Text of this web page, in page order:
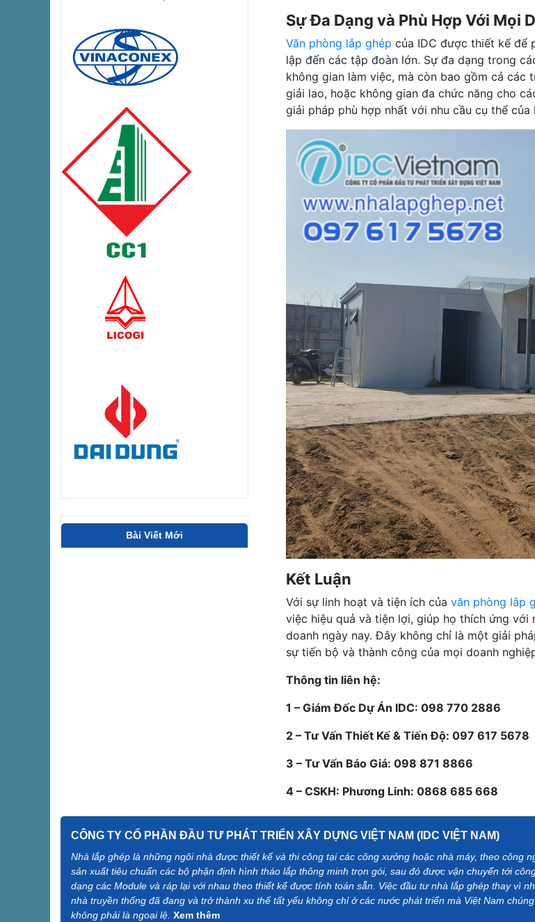
Bài Viết Mới
Sự Đa Dạng và Phù Hợp Với Mọi
Văn phòng lắp ghép của IDC được thiết kế để
lập đến các tập đoàn lớn. Sự đa dạng trong
không gian làm việc, mà còn bao gồm cả các
giải lao, hoặc không gian đa chức năng cho
giải pháp phù hợp nhất với nhu cầu cụ thể
Kết Luận
Với sự linh hoạt và tiện ích của văn phòng lắp
việc hiệu quả và tiện lợi, giúp họ thích ứng
doanh ngày nay. Đây không chỉ là một giải
sự tiến bộ và thành công của mọi doanh
Thông tin liên hệ:
1 – Giám Đốc Dự Án IDC: 098 770 2886
2 – Tư Vấn Thiết Kế & Tiến Độ: 097 617 5678
3 – Tư Vấn Báo Giá: 098 871 8866
4 – CSKH: Phương Linh: 0868 685 668
CÔNG TY CỔ PHẦN ĐẦU TƯ PHÁT TRIỂN XÂY DỰNG VIỆT NAM (IDC VIỆT NAM)
Nhà lắp ghép là những ngôi nhà được thiết kế và thi công tại các công xưởng hoặc nhà máy, theo công
sản xuất tiêu chuẩn các bộ phận định hình tháo lắp thông minh trọn gói, sau đó được vận chuyển tới
dạng các Module và ráp lại với nhau theo thiết kế được tính toán sẵn. Việc đầu tư nhà lắp ghép thay vì
nhà truyền thống đã đang và trở thành xu thế tất yếu không chỉ ở các nước phát triển mà Việt Nam
không phải là ngoại lệ. Xem thêm